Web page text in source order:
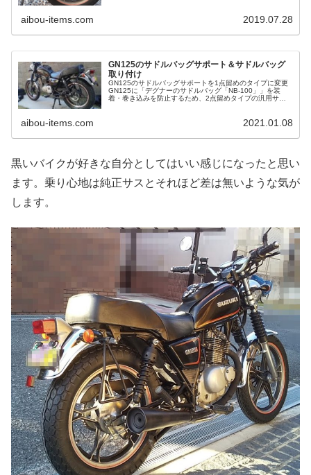
aibou-items.com 2019.07.28
GN125のサドルバッグサポート＆サドルバッグ
取り付け
GN125のサドルバッグサポートを1点留めのタイプに変更
GN125に「デグナーのサドルバッグ「NB-100」」を装
着・巻き込みを防止するため、2点留めタイプの汎用サド
aibou-items.com 2021.01.08
黒いバイクが好きな自分としてはいい感じになったと思い
ます。乗り心地は純正サスとそれほど差は無いような気が
します。